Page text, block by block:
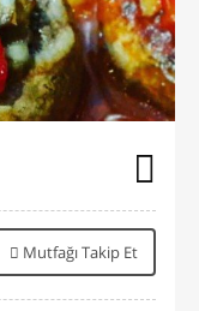
Mutfağı Takip Et